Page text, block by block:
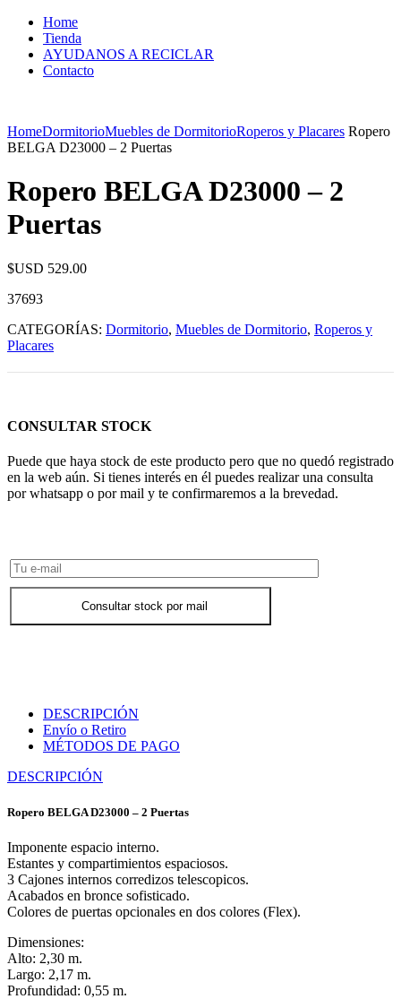
Home
Tienda
AYUDANOS A RECICLAR
Contacto
HomeDormitorioMuebles de DormitorioRoperos y Placares Ropero
BELGA D23000 – 2 Puertas
Ropero BELGA D23000 – 2
Puertas
$USD 529.00
37693
CATEGORÍAS: Dormitorio, Muebles de Dormitorio, Roperos y
Placares
CONSULTAR STOCK
Puede que haya stock de este producto pero que no quedó registrado
en la web aún. Si tienes interés en él puedes realizar una consulta
por whatsapp o por mail y te confirmaremos a la brevedad.
Consultar stock por mail
DESCRIPCIÓN
Envío o Retiro
MÉTODOS DE PAGO
DESCRIPCIÓN
Ropero BELGA D23000 – 2 Puertas
Imponente espacio interno.
Estantes y compartimientos espaciosos.
3 Cajones internos corredizos telescopicos.
Acabados en bronce sofisticado.
Colores de puertas opcionales en dos colores (Flex).
Dimensiones:
Alto: 2,30 m.
Largo: 2,17 m.
Profundidad: 0,55 m.